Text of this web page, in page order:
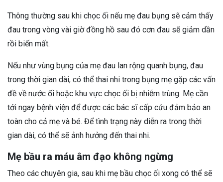
Thông thường sau khi chọc ối nếu mẹ đau bụng sẽ cảm thấy
đau trong vòng vài giờ đồng hồ sau đó cơn đau sẽ giảm dần
rồi biến mất.
Nếu như vùng bụng của mẹ đau lan rộng quanh bụng, đau
trong thời gian dài, có thể thai nhi trong bụng mẹ gặp các vấn
đề về nước ối hoặc khu vực chọc ối bị nhiễm trùng. Mẹ cần
tới ngay bệnh viện để được các bác sĩ cấp cứu đảm bảo an
toàn cho cả mẹ và bé. Để tình trạng này diễn ra trong thời
gian dài, có thể sẽ ảnh hưởng đến thai nhi.
Mẹ bầu ra máu âm đạo không ngừng
Theo các chuyên gia, sau khi mẹ bầu chọc ối xong có thể sẽ